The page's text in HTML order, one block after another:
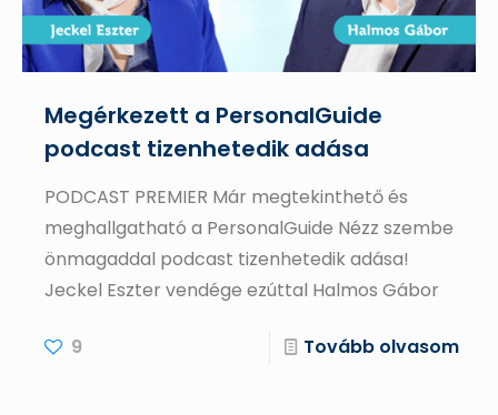
Megérkezett a PersonalGuide
podcast tizenhetedik adása
PODCAST PREMIER Már megtekinthető és
meghallgatható a PersonalGuide Nézz szembe
önmagaddal podcast tizenhetedik adása!
Jeckel Eszter vendége ezúttal Halmos Gábor
9 Tovább olvasom